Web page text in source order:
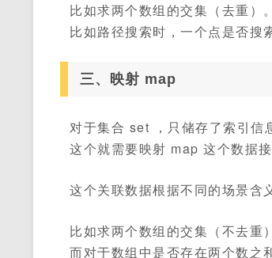
比如求两个数组的交集（去重）。
比如路径搜索时，一个点是否搜
三、映射 map
对于集合 set ，只储存了索引信
这个就需要映射 map 这个数据接
这个关联数据根据不同的场景含
比如求两个数组的交集（不去重
而对于数组中是否存在两个数之